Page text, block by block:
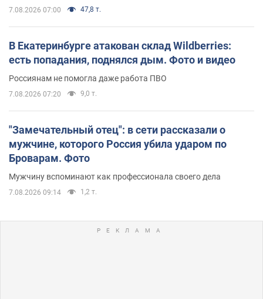
7.08.2026 07:00 47,8 т.
В Екатеринбурге атакован склад Wildberries:
есть попадания, поднялся дым. Фото и видео
Россиянам не помогла даже работа ПВО
7.08.2026 07:20 9,0 т.
"Замечательный отец": в сети рассказали о
мужчине, которого Россия убила ударом по
Броварам. Фото
Мужчину вспоминают как профессионала своего дела
7.08.2026 09:14 1,2 т.